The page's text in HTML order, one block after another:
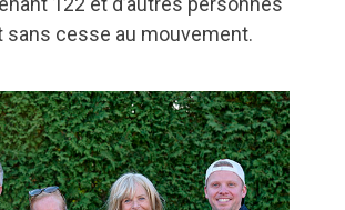
cesse au mouvement.